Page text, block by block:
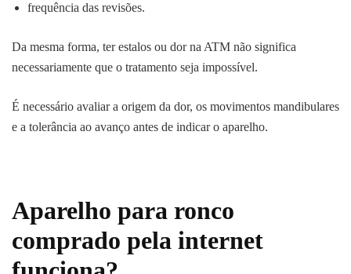
frequência das revisões.
Da mesma forma, ter estalos ou dor na ATM não significa
necessariamente que o tratamento seja impossível.
É necessário avaliar a origem da dor, os movimentos mandibulares
e a tolerância ao avanço antes de indicar o aparelho.
Aparelho para ronco
comprado pela internet